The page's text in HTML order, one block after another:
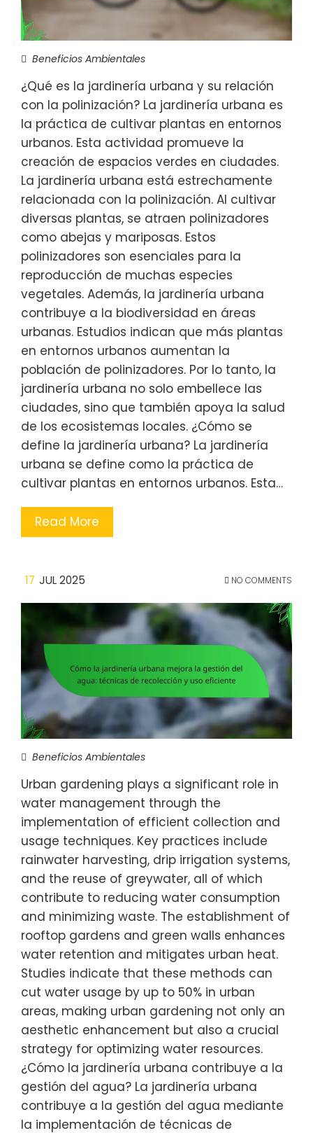
Beneficios Ambientales
¿Qué es la jardinería urbana y su relación
con la polinización? La jardinería urbana es
la práctica de cultivar plantas en entornos
urbanos. Esta actividad promueve la
creación de espacios verdes en ciudades.
La jardinería urbana está estrechamente
relacionada con la polinización. Al cultivar
diversas plantas, se atraen polinizadores
como abejas y mariposas. Estos
polinizadores son esenciales para la
reproducción de muchas especies
vegetales. Además, la jardinería urbana
contribuye a la biodiversidad en áreas
urbanas. Estudios indican que más plantas
en entornos urbanos aumentan la
población de polinizadores. Por lo tanto, la
jardinería urbana no solo embellece las
ciudades, sino que también apoya la salud
de los ecosistemas locales. ¿Cómo se
define la jardinería urbana? La jardinería
urbana se define como la práctica de
cultivar plantas en entornos urbanos. Esta…
Read More
17 JUL 2025 NO COMMENTS
Beneficios Ambientales
Urban gardening plays a significant role in
water management through the
implementation of efficient collection and
usage techniques. Key practices include
rainwater harvesting, drip irrigation systems,
and the reuse of greywater, all of which
contribute to reducing water consumption
and minimizing waste. The establishment of
rooftop gardens and green walls enhances
water retention and mitigates urban heat.
Studies indicate that these methods can
cut water usage by up to 50% in urban
areas, making urban gardening not only an
aesthetic enhancement but also a crucial
strategy for optimizing water resources.
¿Cómo la jardinería urbana contribuye a la
gestión del agua? La jardinería urbana
contribuye a la gestión del agua mediante
la implementación de técnicas de